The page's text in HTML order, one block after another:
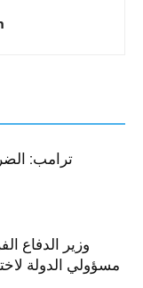
ترامب:
وزير الدفاع
مسؤولي الدولة